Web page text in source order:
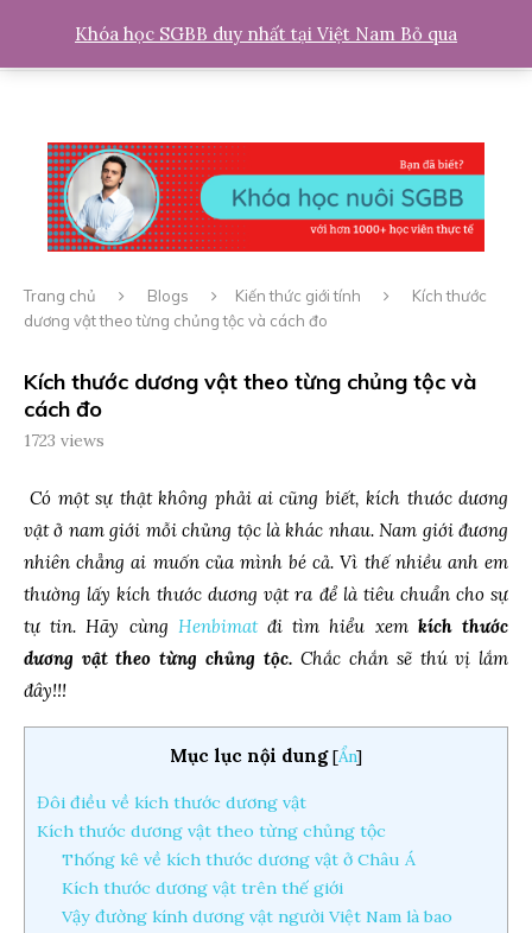
Trang chủ Blogs Kiến thức giới tính
Kích thước
dương vật theo từng chủng tộc và cách đo
Kích thước dương vật theo từng chủng tộc và
cách đo
1723 views
Có một sự thật không phải ai cũng biết, kích thước dương
vật ở nam giới mỗi chủng tộc là khác nhau. Nam giới đương
nhiên chẳng ai muốn của mình bé cả. Vì thế nhiều anh em
thường lấy kích thước dương vật ra để là tiêu chuẩn cho sự
tự tin. Hãy cùng Henbimatđi tìm hiểu xem kích thước
dương vật theo từng chủng tộc.Chắc chắn sẽ thú vị lắm
đây!!!
Mục lục nội dung [Ẩn]
Đôi điều về kích thước dương vật
Kích thước dương vật theo từng chủng tộc
Thống kê về kích thước dương vật ở Châu Á
Kích thước dương vật trên thế giới
Vậy đường kính dương vật người Việt Nam là bao
Khóa học SGBB duy nhất tại Việt Nam Bỏ qua